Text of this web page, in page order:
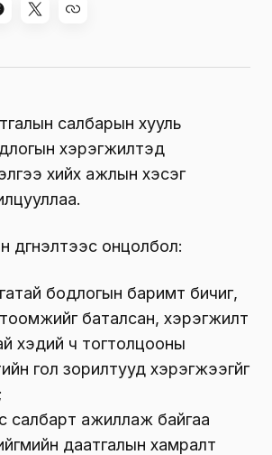
салбарын хууль
хэрэгжилтэд
хийх ажлын хэсэг
дүгнэлтээс онцолбол:
бодлогын баримт бичиг,
баталсан, хэрэгжилт
хэдий ч тогтолцооны
гол зорилтууд хэрэгжээгүйг
салбарт ажиллаж байгаа
нийгмийн даатгалын хамралт